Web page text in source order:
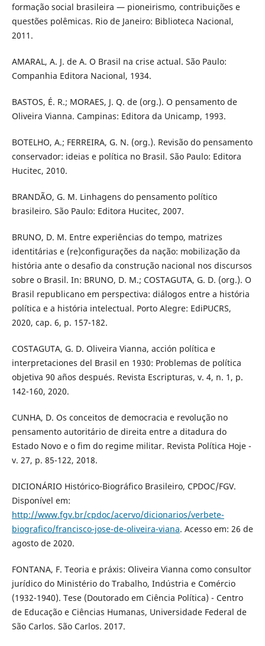
formação social brasileira — pioneirismo, contribuições e
questões polêmicas. Rio de Janeiro: Biblioteca Nacional,
2011.
AMARAL, A. J. de A. O Brasil na crise actual. São Paulo:
Companhia Editora Nacional, 1934.
BASTOS, É. R.; MORAES, J. Q. de (org.). O pensamento de
Oliveira Vianna. Campinas: Editora da Unicamp, 1993.
BOTELHO, A.; FERREIRA, G. N. (org.). Revisão do pensamento
conservador: ideias e política no Brasil. São Paulo: Editora
Hucitec, 2010.
BRANDÃO, G. M. Linhagens do pensamento político
brasileiro. São Paulo: Editora Hucitec, 2007.
BRUNO, D. M. Entre experiências do tempo, matrizes
identitárias e (re)configurações da nação: mobilização da
história ante o desafio da construção nacional nos discursos
sobre o Brasil. In: BRUNO, D. M.; COSTAGUTA, G. D. (org.). O
Brasil republicano em perspectiva: diálogos entre a história
política e a história intelectual. Porto Alegre: EdiPUCRS,
2020, cap. 6, p. 157-182.
COSTAGUTA, G. D. Oliveira Vianna, acción política e
interpretaciones del Brasil en 1930: Problemas de política
objetiva 90 años después. Revista Escripturas, v. 4, n. 1, p.
142-160, 2020.
CUNHA, D. Os conceitos de democracia e revolução no
pensamento autoritário de direita entre a ditadura do
Estado Novo e o fim do regime militar. Revista Política Hoje -
v. 27, p. 85-122, 2018.
DICIONÁRIO Histórico-Biográfico Brasileiro, CPDOC/FGV.
Disponível em:
http://www.fgv.br/cpdoc/acervo/dicionarios/verbete-
biografico/francisco-jose-de-oliveira-viana. Acesso em: 26 de
agosto de 2020.
FONTANA, F. Teoria e práxis: Oliveira Vianna como consultor
jurídico do Ministério do Trabalho, Indústria e Comércio
(1932-1940). Tese (Doutorado em Ciência Política) - Centro
de Educação e Ciências Humanas, Universidade Federal de
São Carlos. São Carlos. 2017.